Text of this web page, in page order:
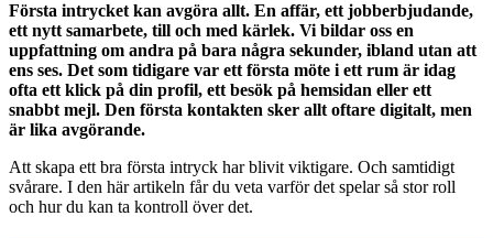
Första intrycket kan avgöra allt. En affär, ett jobberbjudande,
ett nytt samarbete, till och med kärlek. Vi bildar oss en
uppfattning om andra på bara några sekunder, ibland utan att
ens ses. Det som tidigare var ett första möte i ett rum är idag
ofta ett klick på din profil, ett besök på hemsidan eller ett
snabbt mejl. Den första kontakten sker allt oftare digitalt, men
är lika avgörande.
Att skapa ett bra första intryck har blivit viktigare. Och samtidigt
svårare. I den här artikeln får du veta varför det spelar så stor roll
och hur du kan ta kontroll över det.